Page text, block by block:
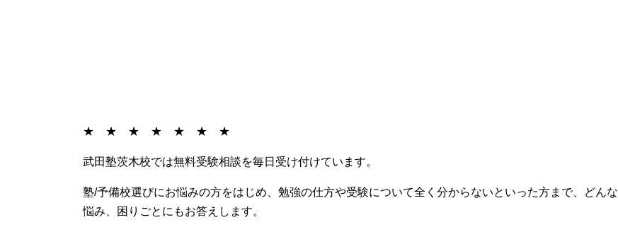
★ ★ ★ ★ ★ ★ ★
武田塾茨木校では無料受験相談を毎日受け付けています。
塾/予備校選びにお悩みの方をはじめ、勉強の仕方や受験について全く分からないといった方まで、どんな
悩み、困りごとにもお答えします。